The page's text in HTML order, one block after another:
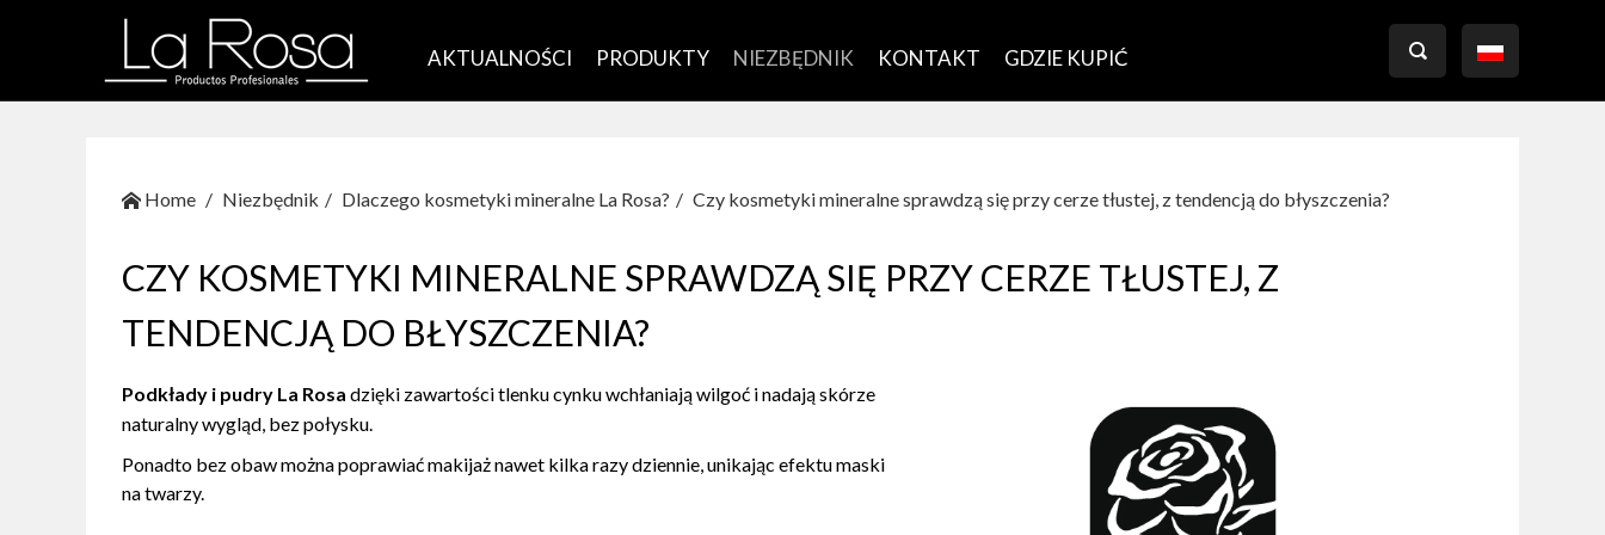
AKTUALNOŚCI PRODUKTY NIEZBĘDNIK KONTAKT GDZIE KUPIĆ 
Home Niezbędnik Dlaczego kosmetyki mineralne La Rosa? Czy kosmetyki mineralne sprawdzą się przy cerze tłustej, z tendencją do błyszczenia?
CZY KOSMETYKI MINERALNE SPRAWDZĄ SIĘ PRZY CERZE TŁUSTEJ, Z
TENDENCJĄ DO BŁYSZCZENIA?
Podkłady i pudry La Rosa dzięki zawartości tlenku cynku wchłaniają wilgoć i nadają skórze
naturalny wygląd, bez połysku.
Ponadto bez obaw można poprawiać makijaż nawet kilka razy dziennie, unikając efektu maski
na twarzy.